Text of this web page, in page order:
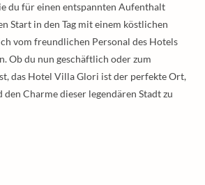
du für einen entspannten Aufenthalt
Start in den Tag mit einem köstlichen
vom freundlichen Personal des Hotels
Ob du nun geschäftlich oder zum
das Hotel Villa Glori ist der perfekte Ort,
Charme dieser legendären Stadt zu